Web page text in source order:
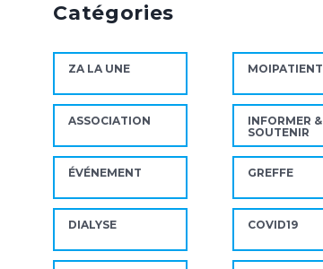
Catégories
ZA LA UNE MOIPATIENT
ASSOCIATION
INFORMER &
SOUTENIR
ÉVÉNEMENT GREFFE
DIALYSE COVID19